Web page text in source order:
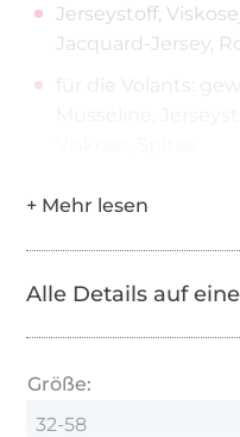
Jerseystoff,
Jacquard-Jersey,
für die Volants:
Alle Details auf
Größe:
32-58